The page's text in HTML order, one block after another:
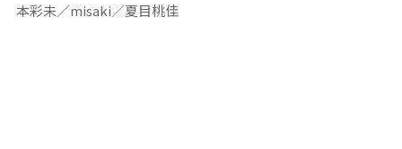
本彩未／misaki／夏目桃佳